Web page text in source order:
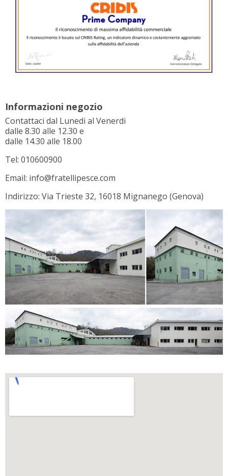
Informazioni negozio
Contattaci dal Lunedi al Venerdi
dalle 8.30 alle 12.30 e
dalle 14.30 alle 18.00
Tel: 010600900
Email: info@fratellipesce.com
Indirizzo: Via Trieste 32, 16018 Mignanego (Genova)